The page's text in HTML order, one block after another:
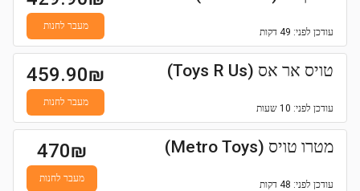
עודכן לפני: 49 דקות
מעבר לחנות
טויס אר אס (Toys R Us)
עודכן לפני: 10 שעות
459.90₪
מעבר לחנות
מטרו טויס (Metro Toys)
עודכן לפני: 48 דקות
470₪
מעבר לחנות